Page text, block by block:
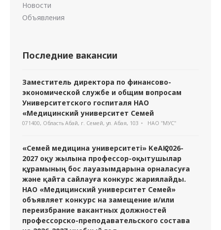
Новости
Объявления
Последние вакансии
Заместитель директора по финансово-
экономической службе и общим вопросам
Университетского госпиталя НАО
«Медицинский университет Семей
071400, Область Абай, г. Семей, ул. Абая, 103 НАО "МУС"
«Семей медицина университеті» КеАҚ 2026-
2027 оқу жылына профессор-оқытушылар
құрамының бос лауазымдарына орналасуға
және қайта сайлауға конкурс жариялайды.
НАО «Медицинский университет Семей»
объявляет конкурс на замещение и/или
переизбрание вакантных должностей
профессорско-преподавательского состава